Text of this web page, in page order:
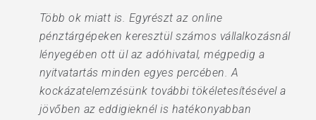
Több ok miatt is. Egyrészt az online
pénztárgépeken keresztül számos vállalkozásnál
lényegében ott ül az adóhivatal, mégpedig a
nyitvatartás minden egyes percében. A
kockázatelemzésünk további tökéletesítésével a
jövőben az eddigieknél is hatékonyabban